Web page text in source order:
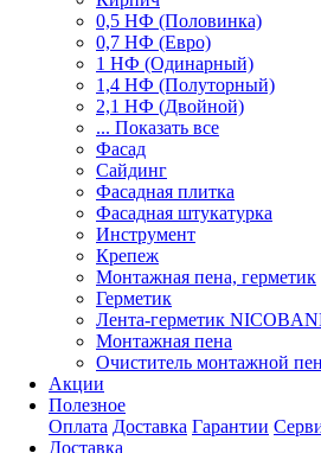
0,5 НФ (Половинка)
0,7 НФ (Евро)
1 НФ (Одинарный)
1,4 НФ (Полуторный)
2,1 НФ (Двойной)
... Показать все
Фасад
Сайдинг
Фасадная плитка
Фасадная штукатурка
Инструмент
Крепеж
Монтажная пена, герметик
Герметик
Лента-герметик
Монтажная пена
Очиститель монтажной
Акции
Полезное
Оплата Доставка Гарантии
Доставка